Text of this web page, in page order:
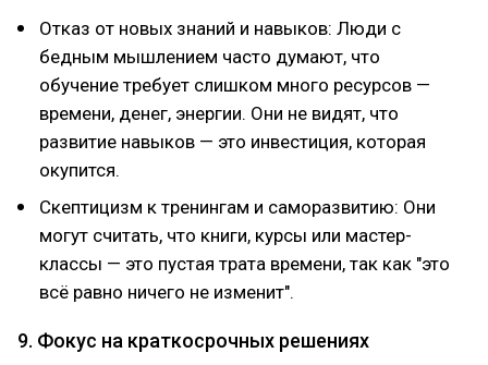
Отказ от новых знаний и навыков: Люди с
бедным мышлением часто думают, что
обучение требует слишком много ресурсов —
времени, денег, энергии. Они не видят, что
развитие навыков — это инвестиция, которая
окупится.
Скептицизм к тренингам и саморазвитию: Они
могут считать, что книги, курсы или мастер-
классы — это пустая трата времени, так как "это
всё равно ничего не изменит".
9. Фокус на краткосрочных решениях